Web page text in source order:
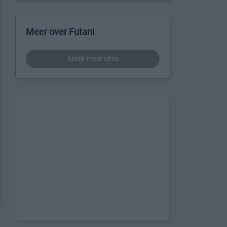
Meer over Futani
bekijk meer sites